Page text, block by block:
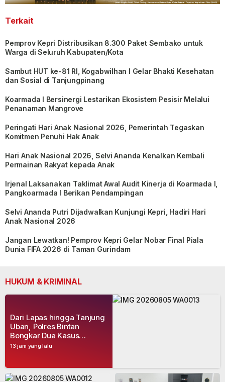
Terkait
Pemprov Kepri Distribusikan 8.300 Paket Sembako untuk
Warga di Seluruh Kabupaten/Kota
Sambut HUT ke-81 RI, Kogabwilhan I Gelar Bhakti Kesehatan
dan Sosial di Tanjungpinang
Koarmada I Bersinergi Lestarikan Ekosistem Pesisir Melalui
Penanaman Mangrove
Peringati Hari Anak Nasional 2026, Pemerintah Tegaskan
Komitmen Penuhi Hak Anak
Hari Anak Nasional 2026, Selvi Ananda Kenalkan Kembali
Permainan Rakyat kepada Anak
Irjenal Laksanakan Taklimat Awal Audit Kinerja di Koarmada I,
Pangkoarmada I Berikan Pendampingan
Selvi Ananda Putri Dijadwalkan Kunjungi Kepri, Hadiri Hari
Anak Nasional 2026
Jangan Lewatkan! Pemprov Kepri Gelar Nobar Final Piala
Dunia FIFA 2026 di Taman Gurindam
HUKUM & KRIMINAL
13 jam yang lalu
Dari Lapas hingga Tanjung
Uban, Polres Bintan
Bongkar Dua Kasus
Narkoba, Empat Tersangka